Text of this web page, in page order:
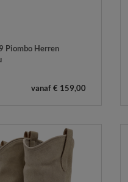
Piombo Herren
vanaf € 159,00